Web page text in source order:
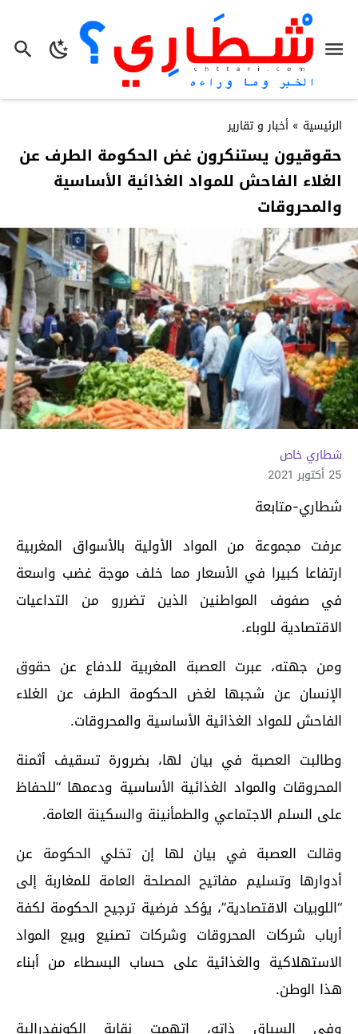
الرئيسية » أخبار و تقارير
حقوقيون يستنكرون غض الحكومة الطرف عن
الغلاء الفاحش للمواد الغذائية الأساسية
والمحروقات
شطاري خاص
25 أكتوبر 2021
شطاري-متابعة
عرفت مجموعة من المواد الأولية بالأسواق المغربية
ارتفاعا كبيرا في الأسعار مما خلف موجة غضب واسعة
في صفوف المواطنين الذين تضررو من التداعيات
الاقتصادية للوباء.
ومن جهته، عبرت العصبة المغربية للدفاع عن حقوق
الإنسان عن شجبها لغض الحكومة الطرف عن الغلاء
الفاحش للمواد الغذائية الأساسية والمحروقات.
وطالبت العصبة في بيان لها، بضرورة تسقيف أثمنة
المحروقات والمواد الغذائية الأساسية ودعمها “للحفاظ
على السلم الاجتماعي والطمأنينة والسكينة العامة.
وقالت العصبة في بيان لها إن تخلي الحكومة عن
أدوارها وتسليم مفاتيح المصلحة العامة للمغاربة إلى
“اللوبيات الاقتصادية”، يؤكد فرضية ترجيح الحكومة لكفة
أرباب شركات المحروقات وشركات تصنيع وبيع المواد
الاستهلاكية والغذائية على حساب البسطاء من أبناء
هذا الوطن.
وفي السياق ذاته، اتهمت نقابة الكونفدرالية